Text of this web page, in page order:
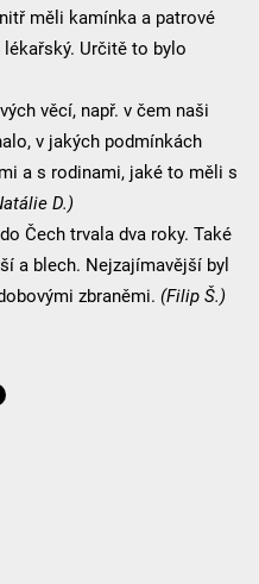
měli kamínka a patrové
Určitě to bylo
věcí, např. v čem naši
v jakých podmínkách
a s rodinami, jaké to měli s
D.)
Čech trvala dva roky. Také
a blech. Nejzajímavější byl
zbraněmi. (Filip Š.)